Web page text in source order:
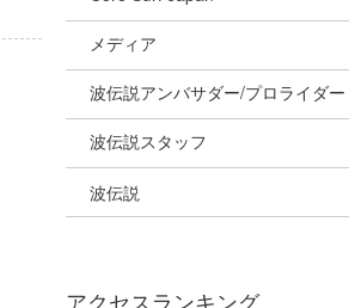
Naoya Kimoto
mitsuteru Kamio
Yasunari Inoue
Yoshiyuki Obata
DELTA FORCE SURF
メディア
SURFMEDIA
Colors MAGAZINE
WAVAL
波伝説アンバサダー/プロライダー
福島寿実子
中浦“JET”章
進士剛光
波伝説スタッフ
☆加藤
Aichan
波伝説
アクセスランキング